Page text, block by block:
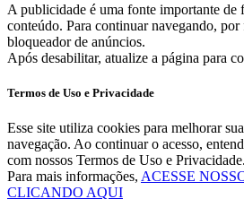
A publicidade é uma fonte importante de
conteúdo. Para continuar navegando, por
bloqueador de anúncios.
Após desabilitar, atualize a página para
Termos de Uso e Privacidade
Esse site utiliza cookies para melhorar
navegação. Ao continuar o acesso,
com nossos Termos de Uso e Privacidade.
Para mais informações, ACESSE
CLICANDO AQUI